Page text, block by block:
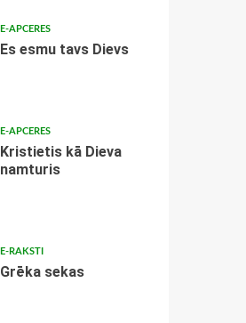
E-APCERES
Es esmu tavs Dievs
E-APCERES
Kristietis kā Dieva
namturis
E-RAKSTI
Grēka sekas